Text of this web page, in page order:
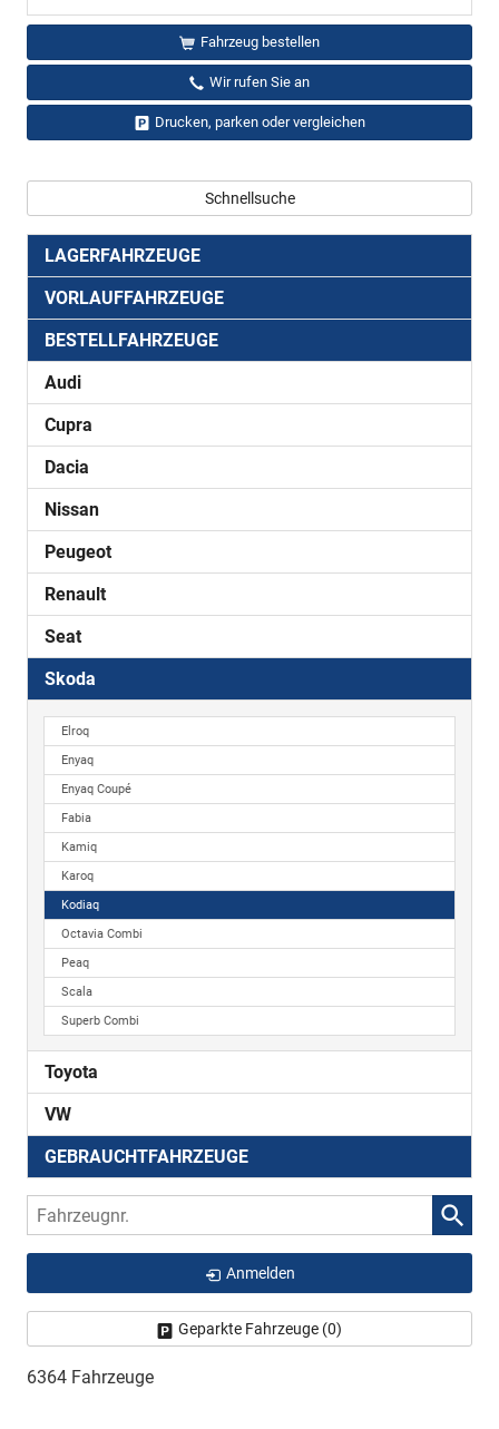
Fahrzeug bestellen
Wir rufen Sie an
Drucken, parken oder vergleichen
Schnellsuche
LAGERFAHRZEUGE
VORLAUFFAHRZEUGE
BESTELLFAHRZEUGE
Audi
Cupra
Dacia
Nissan
Peugeot
Renault
Seat
Skoda
Elroq
Enyaq
Enyaq Coupé
Fabia
Kamiq
Karoq
Kodiaq
Octavia Combi
Peaq
Scala
Superb Combi
Toyota
VW
GEBRAUCHTFAHRZEUGE
Fahrzeugnr.
Anmelden
Geparkte Fahrzeuge (0)
6364 Fahrzeuge